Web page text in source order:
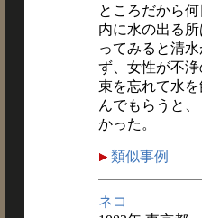
ところだから
内に水の出る
ってみると清
ず、女性が不
束を忘れて水
んでもらうと
かった。
類似事例
ネコ